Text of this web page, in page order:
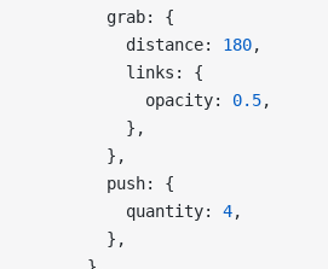
        grab: {
          distance:
180,
          links: {
            opacity:
0.5,
          },
        },
        push: {
          quantity:
4,
        },